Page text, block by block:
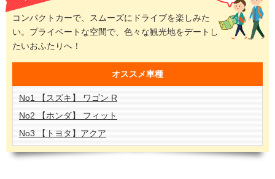
コンパクトカーで、スムーズにドライブを楽しみた
い。プライベートな空間で、色々な観光地をデートし
たいおふたりへ！
オススメ車種
No1 【スズキ】 ワゴン R
No2 【ホンダ】 フィット
No3 【トヨタ】アクア